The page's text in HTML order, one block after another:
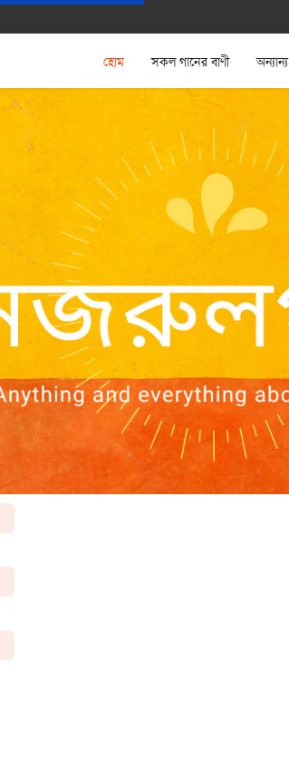
হোম সকল গানের বাণী অন্যান্য